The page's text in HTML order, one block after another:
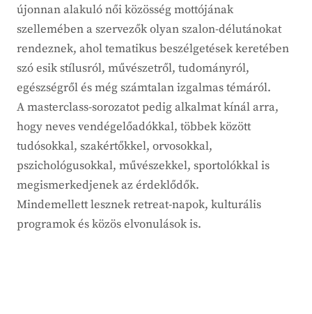
újonnan alakuló női közösség mottójának
szellemében a szervezők olyan szalon-délutánokat
rendeznek, ahol tematikus beszélgetések keretében
szó esik stílusról, művészetről, tudományról,
egészségről és még számtalan izgalmas témáról.
A masterclass-sorozatot pedig alkalmat kínál arra,
hogy neves vendégelőadókkal, többek között
tudósokkal, szakértőkkel, orvosokkal,
pszichológusokkal, művészekkel, sportolókkal is
megismerkedjenek az érdeklődők.
Mindemellett lesznek retreat-napok, kulturális
programok és közös elvonulások is.